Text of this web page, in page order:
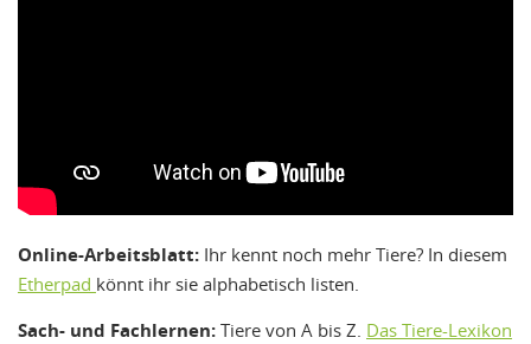
Online-Arbeitsblatt: Ihr kennt noch mehr Tiere? In diesem
Etherpad könnt ihr sie alphabetisch listen.
Sach- und Fachlernen: Tiere von A bis Z. Das Tiere-Lexikon